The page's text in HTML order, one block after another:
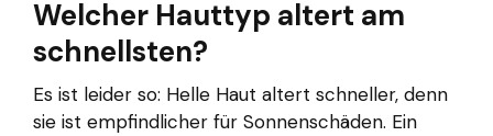
Welcher Hauttyp altert am
schnellsten?
Es ist leider so: Helle Haut altert schneller, denn
sie ist empfindlicher für Sonnenschäden. Ein